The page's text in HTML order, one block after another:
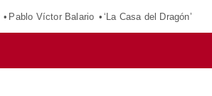
Pablo Víctor Balario ‘La Casa del Dragón’